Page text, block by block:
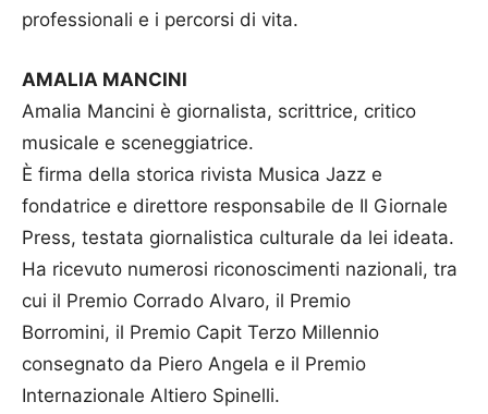
professionali e i percorsi di vita.
AMALIA MANCINI
Amalia Mancini è giornalista, scrittrice, critico
musicale e sceneggiatrice.
È firma della storica rivista Musica Jazz e
fondatrice e direttore responsabile de Il Giornale
Press, testata giornalistica culturale da lei ideata.
Ha ricevuto numerosi riconoscimenti nazionali, tra
cui il Premio Corrado Alvaro, il Premio
Borromini, il Premio Capit Terzo Millennio
consegnato da Piero Angela e il Premio
Internazionale Altiero Spinelli.